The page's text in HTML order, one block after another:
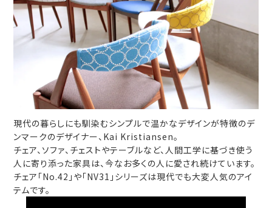
現代の暮らしにも馴染むシンプルで温かなデザインが特徴のデ
ンマークのデザイナー、Kai Kristiansen。
チェア、ソファ、チェストやテーブルなど、人間工学に基づき使う
人に寄り添った家具は、今なお多くの人に愛され続けています。
チェア「No.42」や「NV31」シリーズは現代でも大変人気のアイ
テムです。